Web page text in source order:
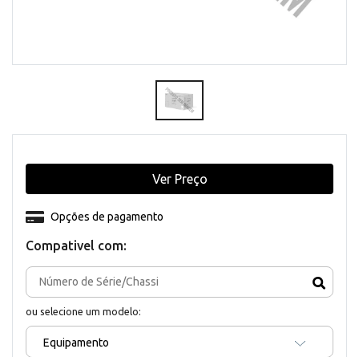
Compativel com:
ou selecione um modelo:
Equipamento
Opções de pagamento
Ver Preço